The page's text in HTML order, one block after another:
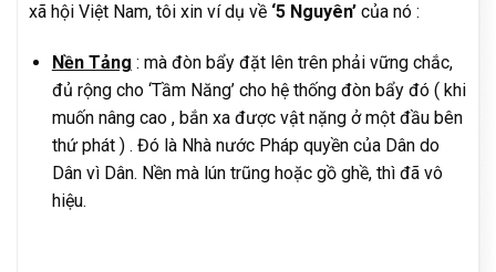
xã hội Việt Nam, tôi xin ví dụ về ‘5 Nguyên’ của nó :
Nền Tảng : mà đòn bẩy đặt lên trên phải vững chắc,
đủ rộng cho ‘Tầm Năng’ cho hệ thống đòn bẩy đó ( khi
muốn nâng cao , bắn xa được vật nặng ở một đầu bên
thứ phát ) . Đó là Nhà nước Pháp quyền của Dân do
Dân vì Dân. Nền mà lún trũng hoặc gồ ghề, thì đã vô
hiệu.